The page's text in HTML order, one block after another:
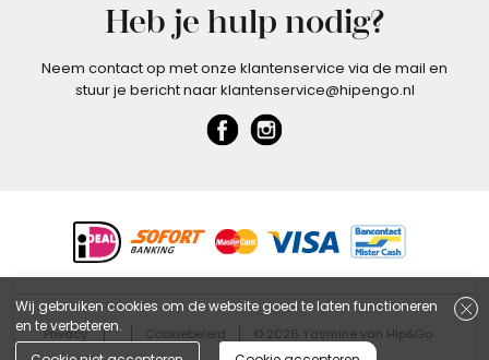
Heb je hulp nodig?
Neem contact op met onze klantenservice via de mail en
stuur je bericht naar klantenservice@hipengo.nl
Privacy Cookiebeleid © 2026 Yasmine van Hip&Go
Wij gebruiken cookies om de website goed te laten functioneren
en te verbeteren.